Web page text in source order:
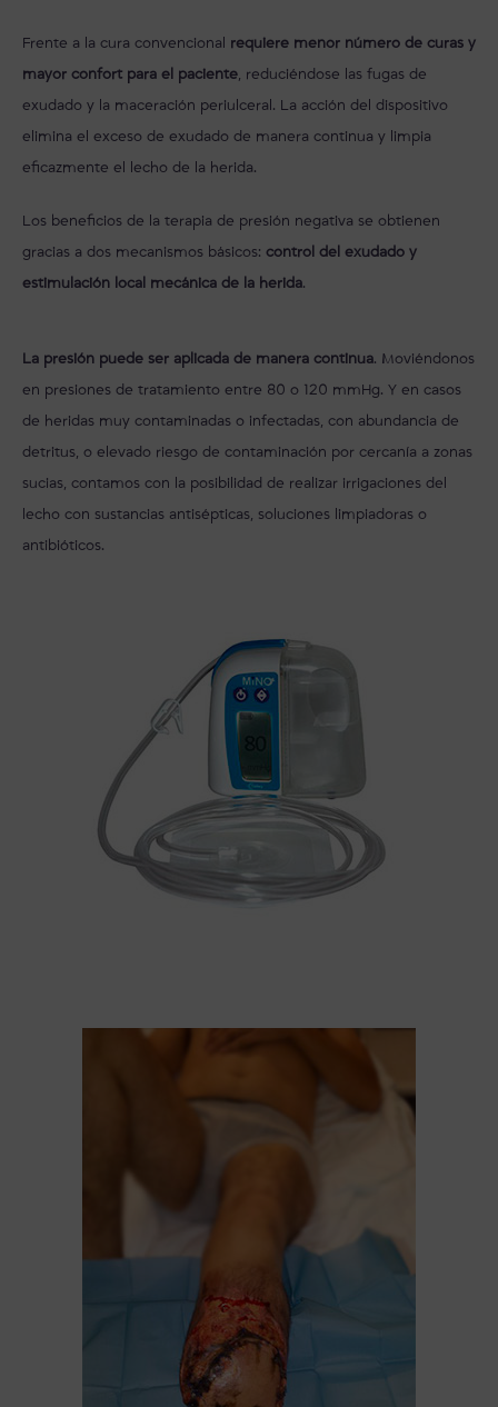
Frente a la cura convencional requiere menor número de curas y
mayor confort para el paciente, reduciéndose las fugas de
exudado y la maceración periulceral. La acción del dispositivo
elimina el exceso de exudado de manera continua y limpia
eficazmente el lecho de la herida.
Los beneficios de la terapia de presión negativa se obtienen
gracias a dos mecanismos básicos: control del exudado y
estimulación local mecánica de la herida.
La presión puede ser aplicada de manera continua. Moviéndonos
en presiones de tratamiento entre 80 o 120 mmHg. Y en casos
de heridas muy contaminadas o infectadas, con abundancia de
detritus, o elevado riesgo de contaminación por cercanía a zonas
sucias, contamos con la posibilidad de realizar irrigaciones del
lecho con sustancias antisépticas, soluciones limpiadoras o
antibióticos.